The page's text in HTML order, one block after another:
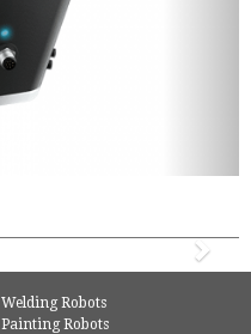
Welding Robots
Painting Robots